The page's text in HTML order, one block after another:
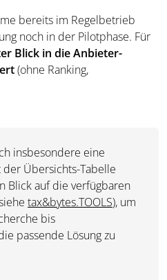
bereits im Regelbetrieb
noch in der Pilotphase. Für
Blick in die Anbieter-
(ohne Ranking,
insbesondere eine
Übersichts-Tabelle
Blick auf die verfügbaren
tax&bytes.TOOLS), um
bis
passende Lösung zu